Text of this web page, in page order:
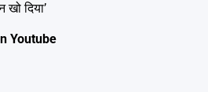
दिया’
Youtube